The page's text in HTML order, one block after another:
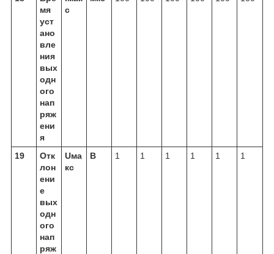
мя
уст
ано
вле
ния
вых
одн
ого
нап
ряж
ени
я
с
19
Отк
лон
ени
е
вых
одн
ого
нап
ряж
Uма
кс
В 1 1 1 1 1 1